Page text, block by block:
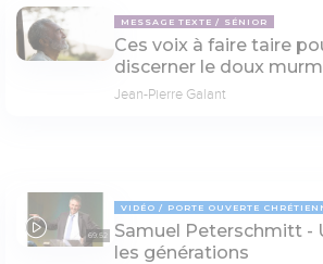
MESSAGE TEXTE SÉNIOR
Ces voix à faire taire
discerner le doux
Jean-Pierre Galant
69:52
VIDÉO PORTE OUVERTE
Samuel Peterschmitt -
les générations